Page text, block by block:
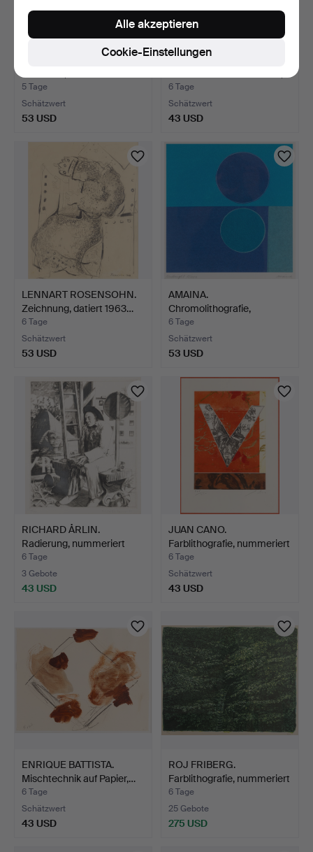
OKÄND KONSTNÄR. Öl auf
5 Tage
Schätzwert
53 USD
OIDENTIFIERAD
Agr…
6 Tage
Schätzwert
43 USD
LENNART ROSENSOHN.
Zeichnung, datiert 1963…
6 Tage
Schätzwert
53 USD
AMAINA.
Chromolithografie,
"Midnight Moon"…
6 Tage
Schätzwert
53 USD
RICHARD ÅRLIN.
Radierung, nummeriert
41/65…
6 Tage
3 Gebote
43 USD
JUAN CANO.
Farblithografie, nummeriert
268…
6 Tage
Schätzwert
43 USD
ENRIQUE BATTISTA.
Mischtechnik auf Papier,…
6 Tage
Schätzwert
43 USD
ROJ FRIBERG.
Farblithografie, nummeriert
1…
6 Tage
25 Gebote
275 USD
Cookie-Einstellungen
Alle akzeptieren